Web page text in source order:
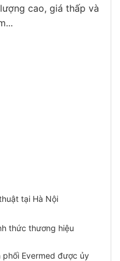
cao, giá thấp và
tại Hà Nội
thức thương hiệu
phối Evermed được ủy